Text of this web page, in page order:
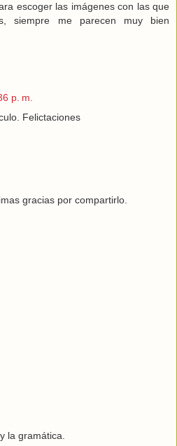
escoger las imágenes con las que
siempre me parecen muy bien
p. m.
Felictaciones
gracias por compartirlo.
la gramática.